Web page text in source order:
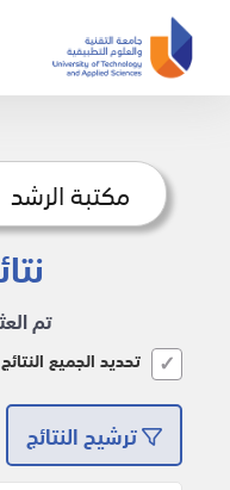
تم العثور
تحديد الجميع النتائج
ترشيح النتائج